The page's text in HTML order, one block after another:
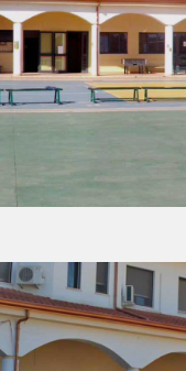
LOCRI -
VIBO
Albania
Kosovo
GJILAN -